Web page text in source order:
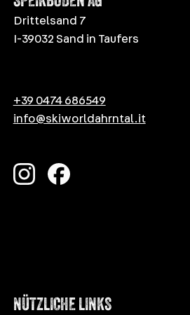
Drittelsand 7
I-39032 Sand in Taufers
+39 0474 686549
info@skiworldahrntal.it
NÜTZLICHE LINKS